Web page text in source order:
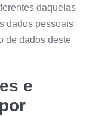
daquelas
dados pessoais
de dados deste
e